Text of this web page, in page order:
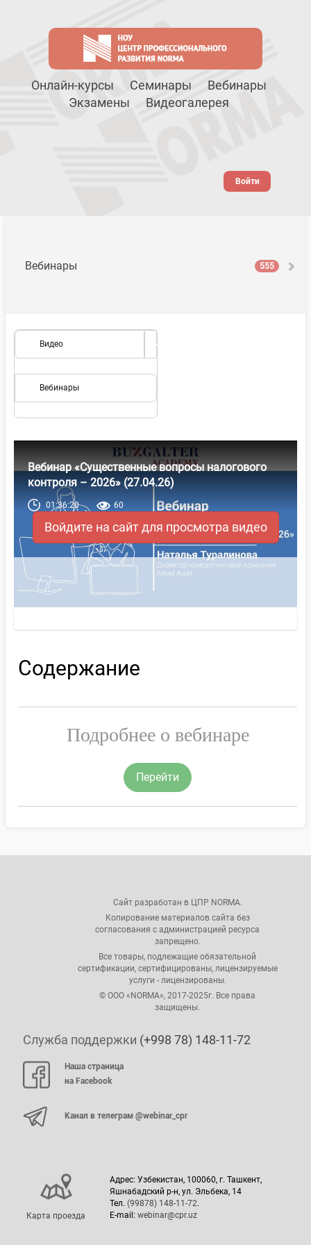
Онлайн-курсы Семинары
Вебинары
Экзамены
Видеогалерея
Войти
Вебинары 555
Видео
Вебинары
Вебинар «Существенные вопросы налогового
контроля – 2026» (27.04.26)
01:36:20 60
Войдите на сайт для просмотра видео
Содержание
Подробнее о вебинаре
Перейти
Сайт разработан в ЦПР NORMA.
Копирование материалов сайта без
согласования с администрацией ресурса
запрещено.
Все товары, подлежащие обязательной
сертификации, сертифицированы, лицензируемые
услуги - лицензированы.
© ООО «NORMA», 2017-2025г. Все права
защищены.
Служба поддержки (+998 78) 148-11-72
Наша страница
на Facebook
Канал в телеграм @webinar_cpr
Карта проезда
Адрес: Узбекистан, 100060, г. Ташкент,
Яшнабадский р-н, ул. Эльбека, 14
Тел. (99878) 148-11-72.
E-mail: webinar@cpr.uz